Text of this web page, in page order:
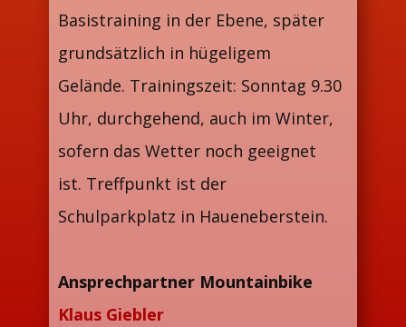
Basistraining in der Ebene, später
grundsätzlich in hügeligem
Gelände. Trainingszeit: Sonntag 9.30
Uhr, durchgehend, auch im Winter,
sofern das Wetter noch geeignet
ist. Treffpunkt ist der
Schulparkplatz in Haueneberstein.
Ansprechpartner Mountainbike
Klaus Giebler